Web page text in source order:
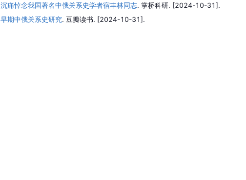
沉痛悼念我国著名中俄关系史学者宿丰林同志. 掌桥科研. [2024-10-31].
早期中俄关系史研究. 豆瓣读书. [2024-10-31].